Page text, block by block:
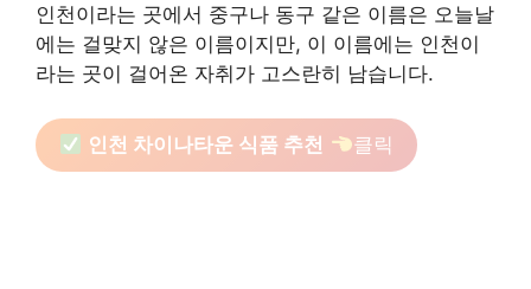
인천이라는 곳에서 중구나 동구 같은 이름은 오늘날
에는 걸맞지 않은 이름이지만, 이 이름에는 인천이
라는 곳이 걸어온 자취가 고스란히 남습니다.
인천 차이나타운 식품 추천 클릭